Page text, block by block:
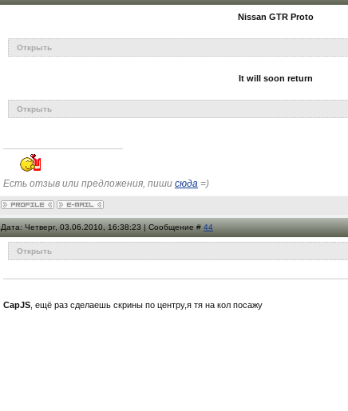
Nissan GTR Proto
Открыть
It will soon return
Открыть
Есть отзыв или предложения, пиши сюда =)
Дата: Четверг, 03.06.2010, 16:38:23 | Сообщение #44
Открыть
CapJS , ещё раз сделаешь скрины по центру,я тя на кол посажу